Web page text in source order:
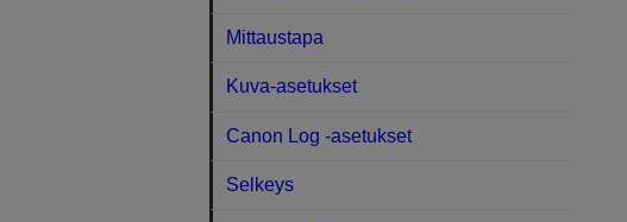
Mittaustapa
Kuva-asetukset
Canon Log ‑asetukset
Selkeys